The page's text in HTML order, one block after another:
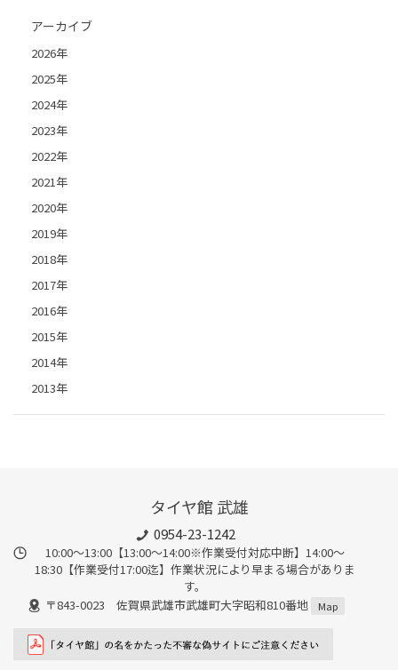
アーカイブ
2026年
2025年
2024年
2023年
2022年
2021年
2020年
2019年
2018年
2017年
2016年
2015年
2014年
2013年
タイヤ館 武雄
0954-23-1242
10:00～13:00【13:00～14:00※作業受付対応中断】14:00～
18:30【作業受付17:00迄】作業状況により早まる場合がありま
す。
〒843-0023 佐賀県武雄市武雄町大字昭和810番地
Map